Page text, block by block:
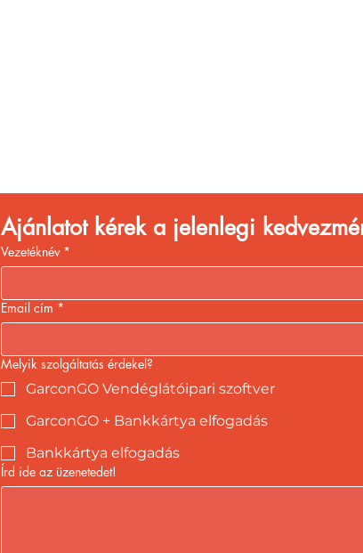
Ajánlatot kérek a jelenlegi
Vezetéknév *
Email cím *
Melyik szolgáltatás érdekel?
GarconGO Vendéglátóipari szoftver
GarconGO + Bankkártya elfogadás
Bankkártya elfogadás
Írd ide az üzenetedet!